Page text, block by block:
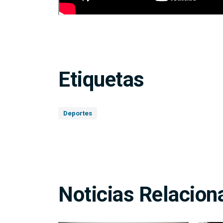
Etiquetas
Deportes
Noticias